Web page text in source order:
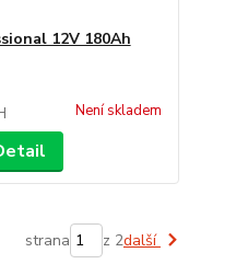
12V 180Ah
Není skladem
strana z 2další